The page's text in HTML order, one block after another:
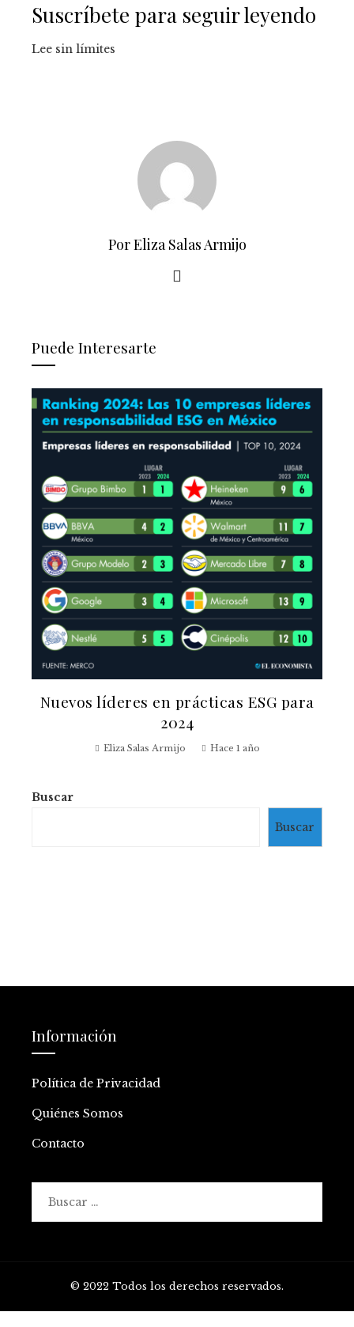
Suscríbete para seguir leyendo
Lee sin límites
Por Eliza Salas Armijo
Puede Interesarte
Nuevos líderes en prácticas ESG para
2024
Eliza Salas Armijo Hace 1 año
Buscar
Buscar
Información
Política de Privacidad
Quiénes Somos
Contacto
© 2022 Todos los derechos reservados.